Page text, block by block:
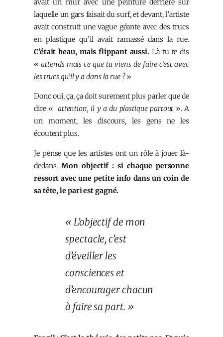
avait un mur avec une peinture derrière sur
laquelle un gars faisait du surf, et devant, l’artiste
avait construit une vague géante avec des trucs
en plastique qu’il avait ramassé dans la rue.
C’était beau, mais flippant aussi. Là tu te dis
«attends mais ce que tu viens de faire c’est avec
les trucs qu’il y a dans la rue ?»
Donc oui, ça, ça doit surement plus parler que de
dire « attention, il y a du plastique partout ». A
un moment, les discours, les gens ne les
écoutent plus.
Je pense que les artistes ont un rôle à jouer là-
dedans.Mon objectif : si chaque personne
ressort avec une petite info dans un coin de
sa tête, le pari est gagné.
« L’objectif de mon
spectacle, c’est
d’éveiller les
consciences et
d’encourager chacun
à faire sa part. »